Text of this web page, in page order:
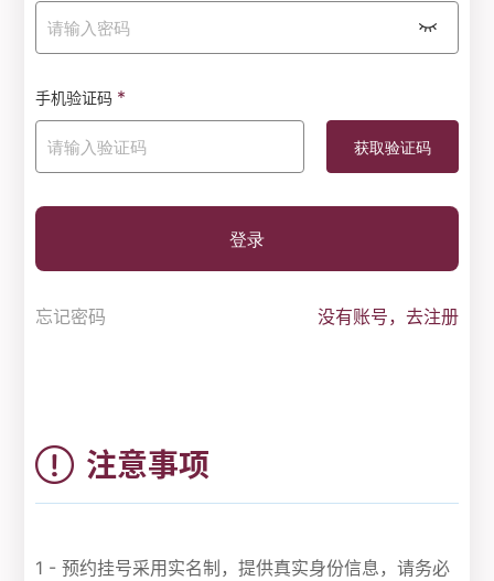
手机验证码 *
登录
忘记密码 没有账号，去注册
注意事项
1 - 预约挂号采用实名制，提供真实身份信息，请务必